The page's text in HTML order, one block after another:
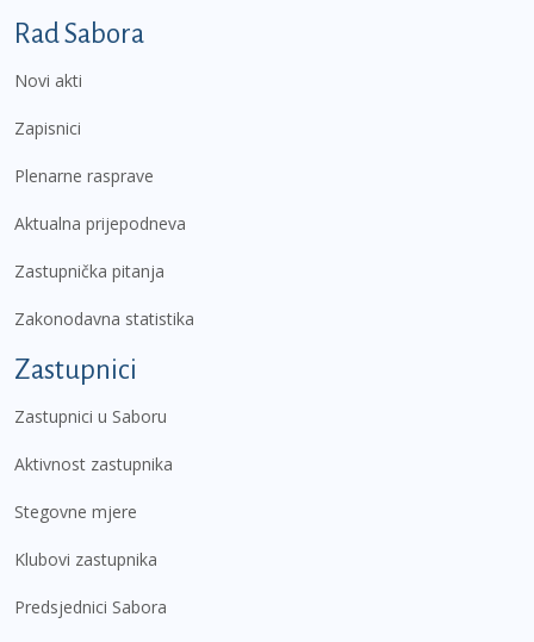
Podnožje prvi izbornik
Rad Sabora
Novi akti
Zapisnici
Plenarne rasprave
Aktualna prijepodneva
Zastupnička pitanja
Zakonodavna statistika
Zastupnici
Zastupnici u Saboru
Aktivnost zastupnika
Stegovne mjere
Klubovi zastupnika
Predsjednici Sabora